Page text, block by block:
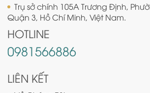
Trụ sở chính 105A Trương Định,
Quận 3, Hồ Chí Minh, Việt Nam.
HOTLINE
0981566886
LIÊN KẾT